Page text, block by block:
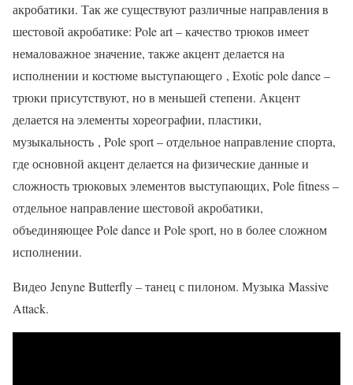
акробатики. Так же существуют различные направления в
шестовой акробатике: Pole art – качество трюков имеет
немаловажное значение, также акцент делается на
исполнении и костюме выступающего , Exotic pole dance –
трюки присутствуют, но в меньшей степени. Акцент
делается на элементы хореографии, пластики,
музыкальность , Pole sport – отдельное направление спорта,
где основной акцент делается на физические данные и
сложность трюковых элементов выступающих, Pole fitness –
отдельное направление шестовой акробатики,
объединяющее Pole dance и Pole sport, но в более сложном
исполнении.
Видео Jenyne Butterfly – танец с пилоном. Музыка Massive
Attack.